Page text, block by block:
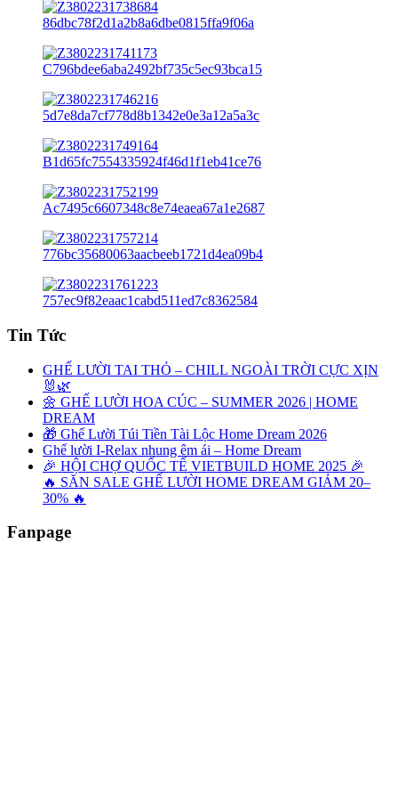
Tin Tức
GHẾ LƯỜI TAI THỎ – CHILL NGOÀI TRỜI CỰC XỊN
🐰🌿
🌼 GHẾ LƯỜI HOA CÚC – SUMMER 2026 | HOME
DREAM
🎁 Ghế Lười Túi Tiền Tài Lộc Home Dream 2026
Ghế lười I-Relax nhung êm ái – Home Dream
🎉 HỘI CHỢ QUỐC TẾ VIETBUILD HOME 2025 🎉
🔥 SĂN SALE GHẾ LƯỜI HOME DREAM GIẢM 20–
30% 🔥
Fanpage